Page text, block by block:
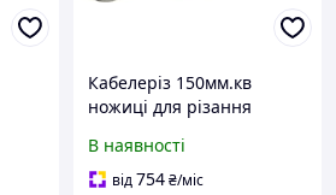
Кабелеріз 150мм.кв
ножиці для різання
SCC-200 АСКО
В наявності
від754₴/міс